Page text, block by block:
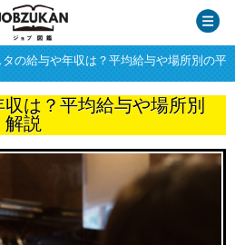
タの給与や年収は？平均給与や場所別の平
は？平均給与や場所別
解説